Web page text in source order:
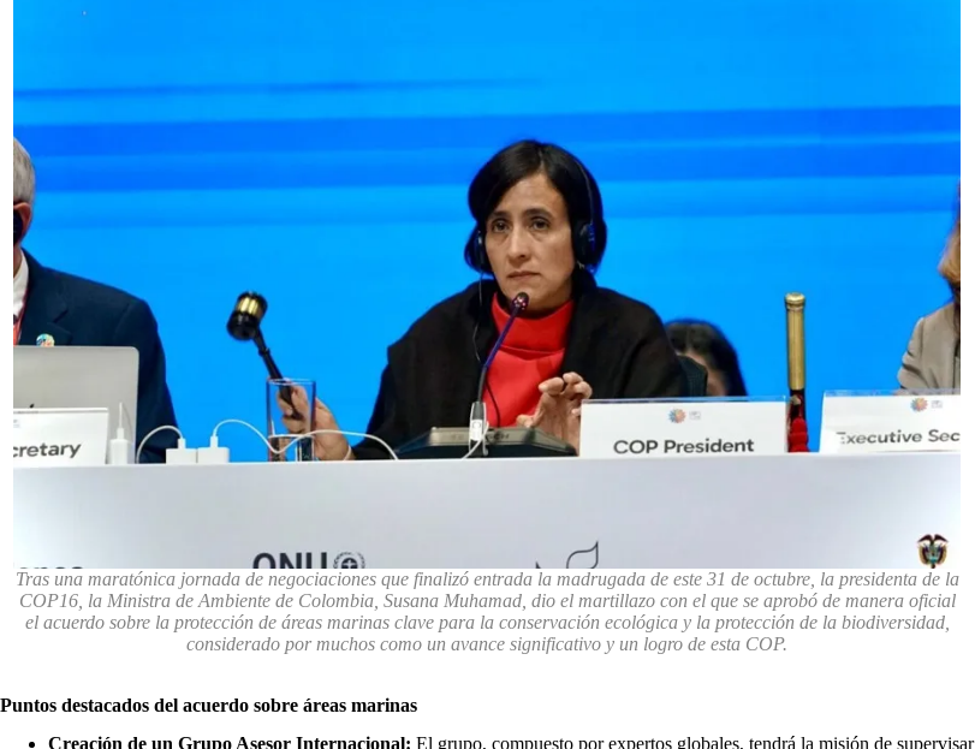
Tras una maratónica jornada de negociaciones que finalizó entrada la madrugada de este 31 de octubre, la presidenta de la
COP16, la Ministra de Ambiente de Colombia, Susana Muhamad, dio el martillazo con el que se aprobó de manera oficial
el acuerdo sobre la protección de áreas marinas clave para la conservación ecológica y la protección de la biodiversidad,
considerado por muchos como un avance significativo y un logro de esta COP.
Puntos destacados del acuerdo sobre áreas marinas
Creación de un Grupo Asesor Internacional: El grupo, compuesto por expertos globales, tendrá la misión de supervisar